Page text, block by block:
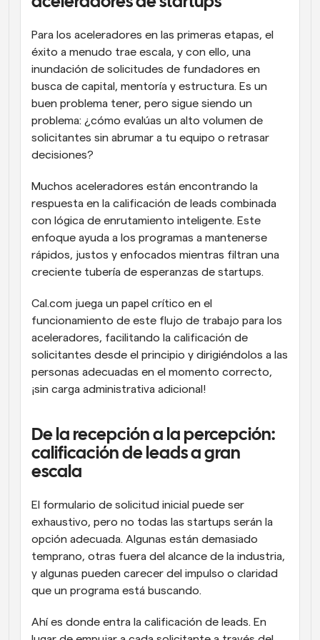
Para los aceleradores en las primeras etapas, el
éxito a menudo trae escala, y con ello, una
inundación de solicitudes de fundadores en
busca de capital, mentoría y estructura. Es un
buen problema tener, pero sigue siendo un
problema: ¿cómo evalúas un alto volumen de
solicitantes sin abrumar a tu equipo o retrasar
decisiones?
Muchos aceleradores están encontrando la
respuesta en la calificación de leads combinada
con lógica de enrutamiento inteligente. Este
enfoque ayuda a los programas a mantenerse
rápidos, justos y enfocados mientras filtran una
creciente tubería de esperanzas de startups.
Cal.com juega un papel crítico en el
funcionamiento de este flujo de trabajo para los
aceleradores, facilitando la calificación de
solicitantes desde el principio y dirigiéndolos a las
personas adecuadas en el momento correcto,
¡sin carga administrativa adicional!
De la recepción a la percepción:
calificación de leads a gran
escala
El formulario de solicitud inicial puede ser
exhaustivo, pero no todas las startups serán la
opción adecuada. Algunas están demasiado
temprano, otras fuera del alcance de la industria,
y algunas pueden carecer del impulso o claridad
que un programa está buscando.
Ahí es donde entra la calificación de leads. En